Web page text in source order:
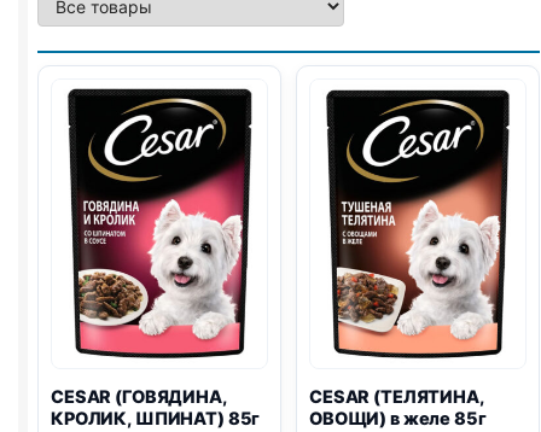
CESAR (ГОВЯДИНА,
КРОЛИК, ШПИНАТ) 85г
CESAR (ТЕЛЯТИНА,
ОВОЩИ) в желе 85г